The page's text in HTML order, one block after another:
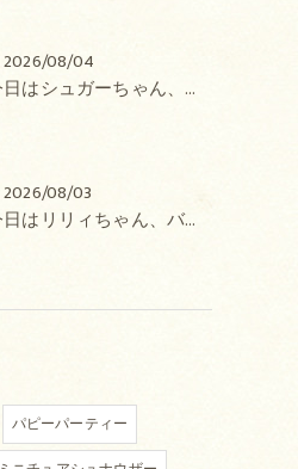
2026/08/04
今日はシュガーちゃん、あずきちゃん、ミルキーちゃん、コロンちゃん、ココちゃんのトリミングの紹介です【奈良のエース動物病院】
2026/08/03
今日はリリィちゃん、バディちゃん、プティちゃん、ナッツちゃん、レンちゃんのトリミングの紹介です【奈良のエース動物病院】
パピーパーティー